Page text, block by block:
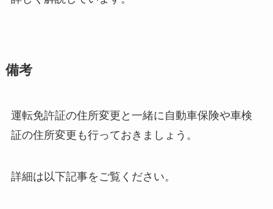
備考
運転免許証の住所変更と一緒に自動車保険や車検
証の住所変更も行っておきましょう。
詳細は以下記事をご覧ください。